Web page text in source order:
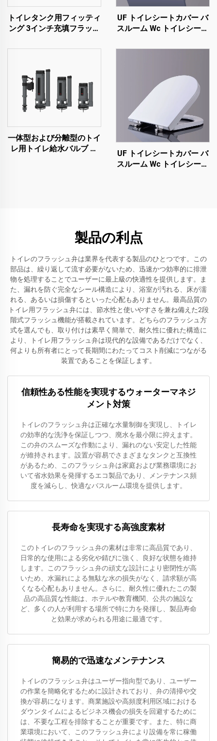
トイレタンク用フィッティ
ング 3インチ充填フラッシ
機能付き 卓越した品質で
イレ
UF トイレシートカバー バ
スルーム Wc トイレシート
柔らかく閉まる トイレシ
一体型および分離型のトイ
レ用トイレ給水バルブ ト
UF トイレシートカバー バ
スルーム Wc トイレシート
製品の利点
トイレのフラッシュ弁は業界を代表する製品のひとつです。この
部品は、繰り返して流す必要がないため、迅速かつ効率的に排泄
物を処理することでユーザーに最上級の快適性を提供します。ま
た、漏れを防ぐ完全なシール構造により、浴室が汚れる、床が濡
れる、あるいは損傷するといった心配もありません。最高品質の
トイレ用フラッシュ弁には、節水性と使いやすさを兼ね備えた2段
階式フラッシュ機能が搭載されています。どちらのフラッシュ方
式を選んでも、取り付けは素早く簡単で、耐久性に優れた構造に
より、トイレ用フラッシュ弁は現代的な設備であるだけでなく、
何よりも所有者にとって長期間にわたってコスト削減につながる
装置であることを保証します。
信頼性ある性能を実現するウォーターマネジ
メント対策
トイレのフラッシュ弁は正確な水量制御を実現し、トイレ
の効率的な洗浄を保証しつつ、廃水を最小限に抑えます。
この弁のスムーズな作動により、漏れのない安定した性能
が維持されます。設置が容易でさまざまなタンクと互換性
があるため、このフラッシュ弁は家庭および業務環境にお
いて省水効果を発揮するエコ製品であり、メンテナンス頻
度を減らし、快適なバスルーム環境を提供します。
長寿命を実現する高強度素材
このトイレのフラッシュ弁の素材は非常に高品質であり、
日常的な使用による劣化や錆びに強く、良好な状態を維持
します。このフラッシュ弁の頑丈な設計により密閉性が高
いため、水漏れによる無駄な水の損失がなく、請求額が高
くなる心配もありません。さらに、耐久性に優れたこの製
品の高品質な性能は、ホテルや教育機関、公共の施設な
ど、多くの人が利用する場所で特に力を発揮し、製品寿命
と効果が求められる用途に最適です。
簡易的で迅速なメンテナンス
トイレのフラッシュ弁はユーザー指向型であり、ユーザー
の作業を簡略化するために設計されており、弁の清掃や交
換が容易になります。商業施設や高頻度利用区域における
ダウンタイムによるビジネス機会の損失を回避するために
は、不要な工程を排除することが重要です。また、特に商
業環境において、このフラッシュ弁により設備を常に稼働